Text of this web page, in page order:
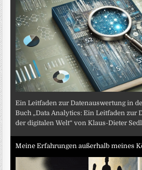
Ein Leitfaden zur Datenauswertung in
Buch „Data Analytics: Ein Leitfaden zur
der digitalen Welt“ von Klaus-Dieter
Meine Erfahrungen außerhalb meines